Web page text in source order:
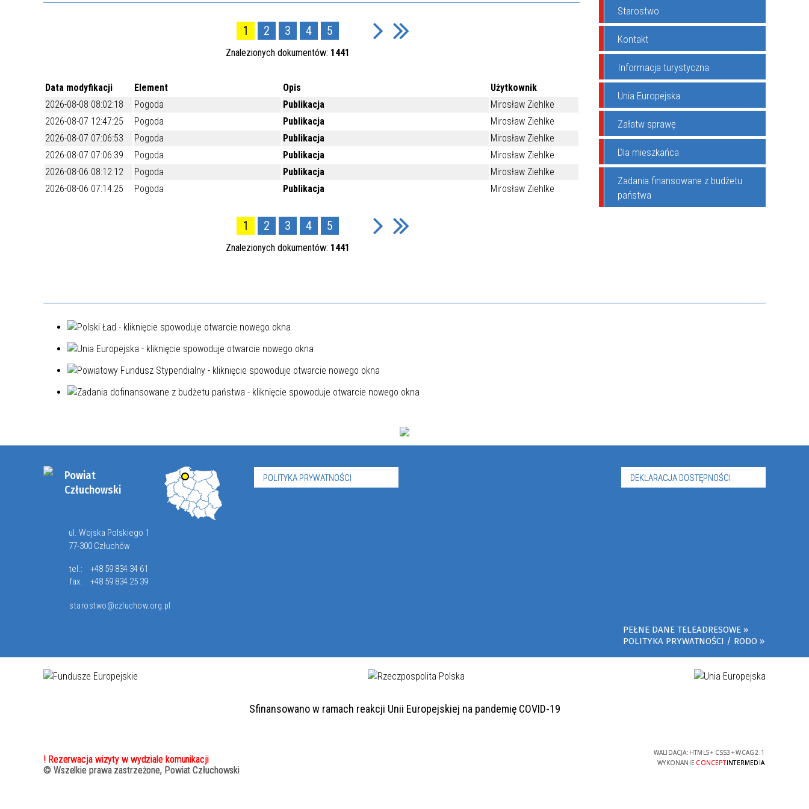
1 2 3 4 5
Znalezionych dokumentów: 1441
Data modyfikacji Element Opis
Użytkownik
2026-08-08 08:02:18
Pogoda Publikacja
Mirosław Ziehlke
2026-08-07 12:47:25
Pogoda Publikacja
Mirosław Ziehlke
2026-08-07 07:06:53
Pogoda Publikacja
Mirosław Ziehlke
2026-08-07 07:06:39
Pogoda Publikacja
Mirosław Ziehlke
2026-08-06 08:12:12
Pogoda Publikacja
Mirosław Ziehlke
2026-08-06 07:14:25
Pogoda Publikacja Mirosław Ziehlke
1 2 3 4 5
Znalezionych dokumentów: 1441
Starostwo
Kontakt
Informacja turystyczna
Unia Europejska
Załatw sprawę
Dla mieszkańca
Zadania finansowane z budżetu
państwa
Powiat
Człuchowski
ul. Wojska Polskiego 1
77-300 Człuchów
tel.:
+48 59 834 34 61
fax:
+48 59 834 25 39
starostwo@czluchow.org.pl
POLITYKA PRYWATNOŚCI DEKLARACJA DOSTĘPNOŚCI
PEŁNE DANE TELEADRESOWE
POLITYKA PRYWATNOŚCI / RODO
Sfinansowano w ramach reakcji Unii Europejskiej na pandemię COVID-19
! Rezerwacja wizyty w wydziale komunikacji
© Wszelkie prawa zastrzeżone, Powiat Człuchowski
WALIDACJA: HTML5+ CSS3 +WCAG 2.1
WYKONANIE CONCEPTINTERMEDIA